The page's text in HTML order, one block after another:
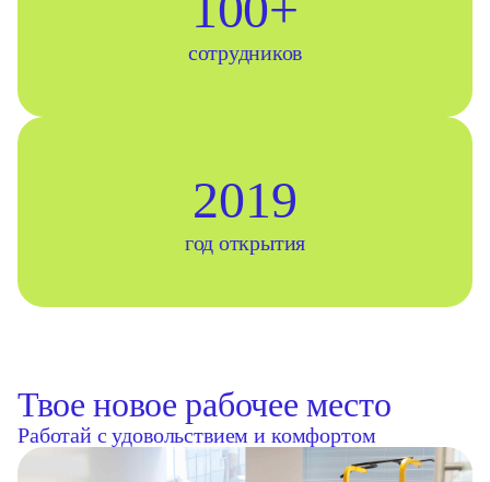
сотрудников
2019
год открытия
Твое новое рабочее место
Работай с удовольствием и комфортом